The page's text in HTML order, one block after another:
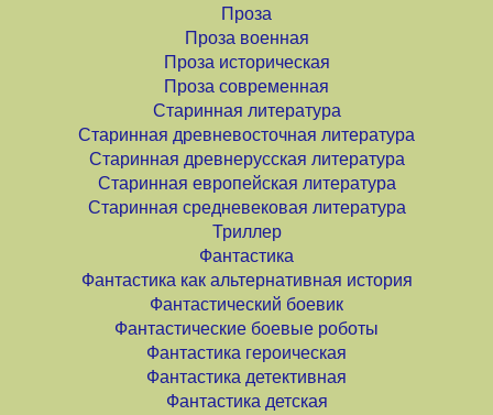
Проза
Проза военная
Проза историческая
Проза современная
Старинная литература
Старинная древневосточная литература
Старинная древнерусская литература
Старинная европейская литература
Старинная средневековая литература
Триллер
Фантастика
Фантастика как альтернативная история
Фантастический боевик
Фантастические боевые роботы
Фантастика героическая
Фантастика детективная
Фантастика детская